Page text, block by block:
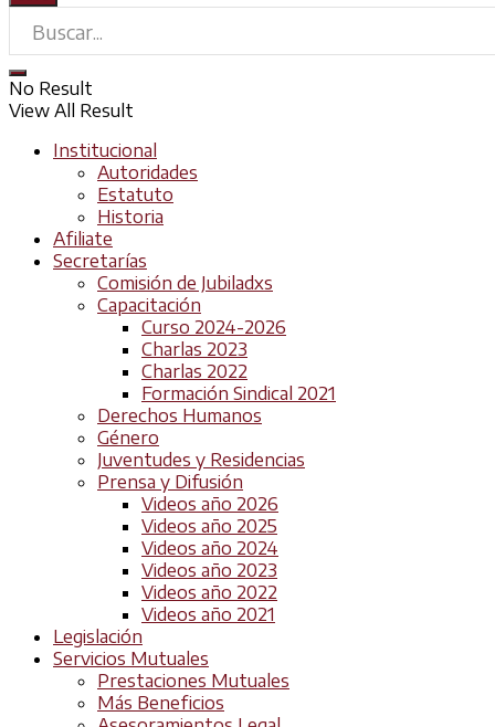
No Result
View All Result
Institucional
Autoridades
Estatuto
Historia
Afiliate
Secretarías
Comisión de Jubiladxs
Capacitación
Curso 2024-2026
Charlas 2023
Charlas 2022
Formación Sindical 2021
Derechos Humanos
Género
Juventudes y Residencias
Prensa y Difusión
Videos año 2026
Videos año 2025
Videos año 2024
Videos año 2023
Videos año 2022
Videos año 2021
Legislación
Servicios Mutuales
Prestaciones Mutuales
Más Beneficios